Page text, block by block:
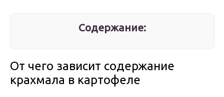
Содержание:
От чего зависит содержание
крахмала в картофеле